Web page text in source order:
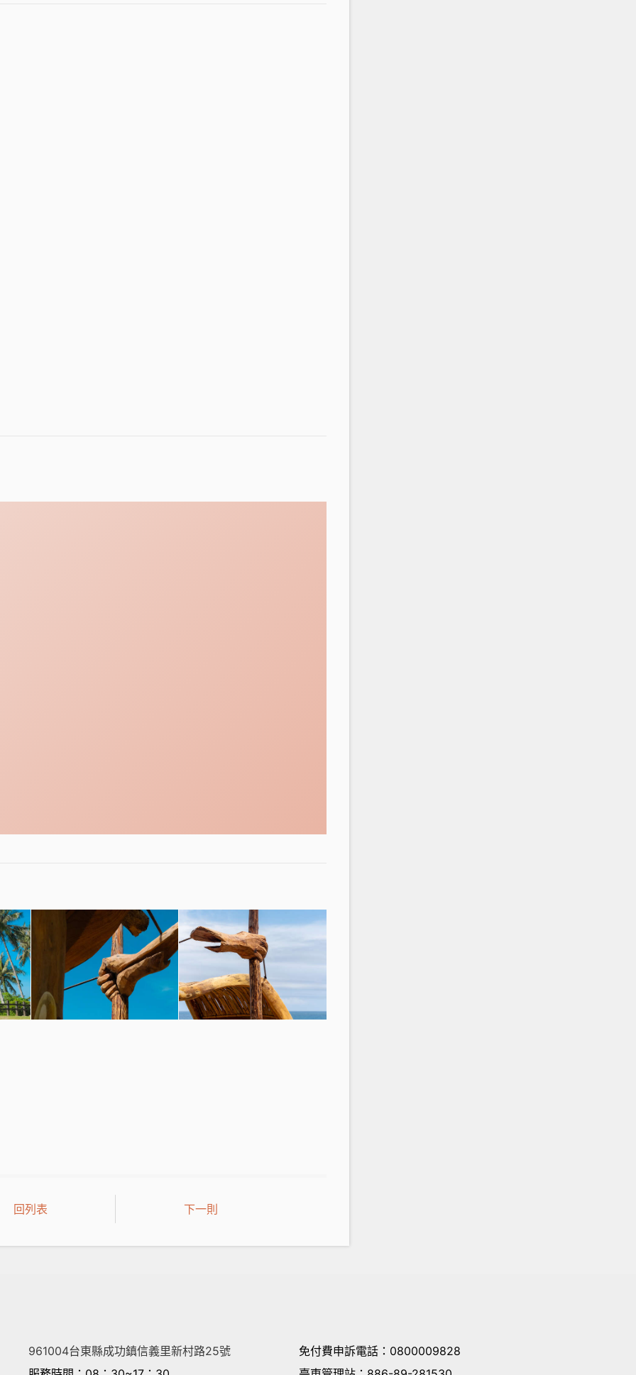
回列表 下一則
961004台東縣成功鎮信義里新村路25號
免付費申訴電話： 0800009828